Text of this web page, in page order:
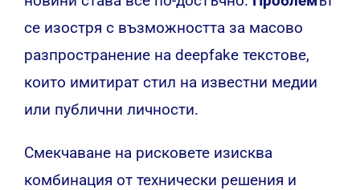
се изостря с възможността за масово
разпространение на deepfake текстове,
които имитират стил на известни медии
или публични личности.
Смекчаване на рисковете изисква
комбинация от технически решения и